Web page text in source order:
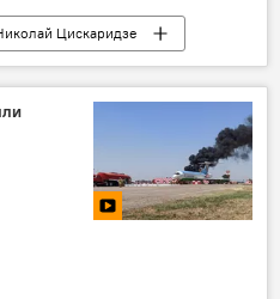
Цискаридзе
Москва